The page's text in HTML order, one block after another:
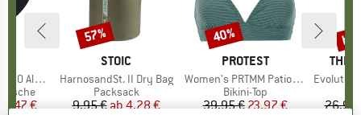
Brief
Preis
€
MARKE
STOIC
Artikel
HarnosandSt. II Dry Bag
Produktgruppe
Packsack
Preis
9,95 € reduzierter Preis
ab 4,28 €
Rabatt
57%
MARKE
PROTEST
Artikel
Women's PRTMM Patio Triangle
Produktgruppe
Bikini-Top
Preis
39,95 €reduzierter Preis
23,97 €
Rabatt
40%
THE
Artikel
Evolution
26,95